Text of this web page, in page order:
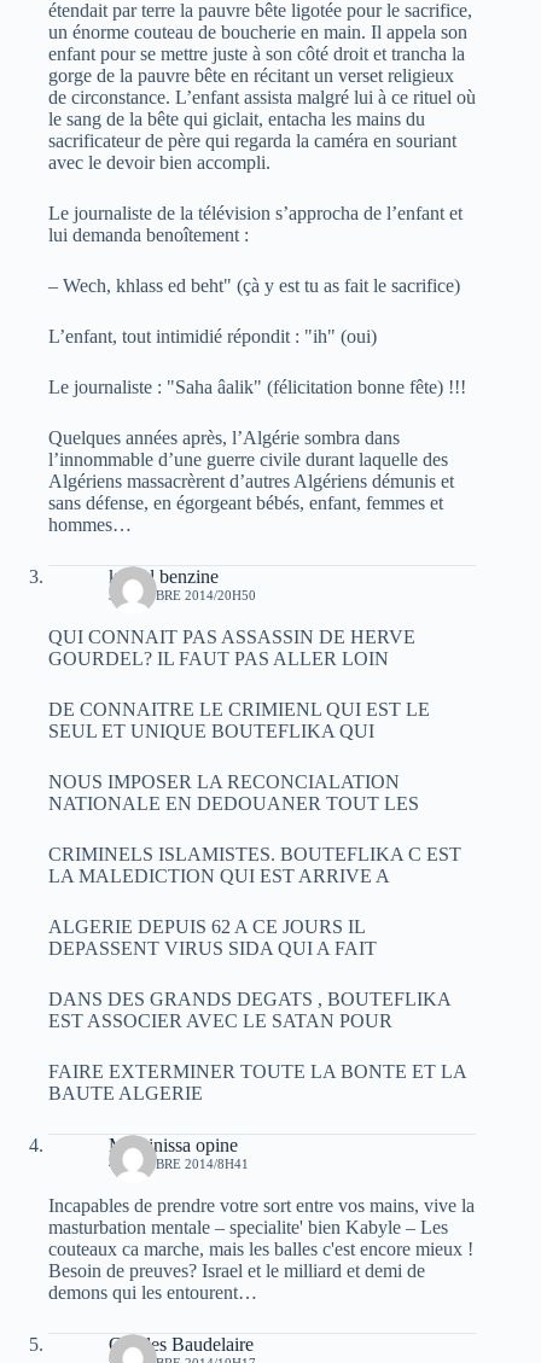
étendait par terre la pauvre bête ligotée pour le sacrifice,
un énorme couteau de boucherie en main. Il appela son
enfant pour se mettre juste à son côté droit et trancha la
gorge de la pauvre bête en récitant un verset religieux
de circonstance. L’enfant assista malgré lui à ce rituel où
le sang de la bête qui giclait, entacha les mains du
sacrificateur de père qui regarda la caméra en souriant
avec le devoir bien accompli.
Le journaliste de la télévision s’approcha de l’enfant et
lui demanda benoîtement :
– Wech, khlass ed beht" (çà y est tu as fait le sacrifice)
L’enfant, tout intimidié répondit : "ih" (oui)
Le journaliste : "Saha âalik" (félicitation bonne fête) !!!
Quelques années après, l’Algérie sombra dans
l’innommable d’une guerre civile durant laquelle des
Algériens massacrèrent d’autres Algériens démunis et
sans défense, en égorgeant bébés, enfant, femmes et
hommes…
kamel benzine
3 OCTOBRE 2014/20H50
QUI CONNAIT PAS ASSASSIN DE HERVE
GOURDEL? IL FAUT PAS ALLER LOIN
DE CONNAITRE LE CRIMIENL QUI EST LE
SEUL ET UNIQUE BOUTEFLIKA QUI
NOUS IMPOSER LA RECONCIALATION
NATIONALE EN DEDOUANER TOUT LES
CRIMINELS ISLAMISTES. BOUTEFLIKA C EST
LA MALEDICTION QUI EST ARRIVE A
ALGERIE DEPUIS 62 A CE JOURS IL
DEPASSENT VIRUS SIDA QUI A FAIT
DANS DES GRANDS DEGATS , BOUTEFLIKA
EST ASSOCIER AVEC LE SATAN POUR
FAIRE EXTERMINER TOUTE LA BONTE ET LA
BAUTE ALGERIE
Massinissa opine
4 OCTOBRE 2014/8H41
Incapables de prendre votre sort entre vos mains, vive la
masturbation mentale – specialite' bien Kabyle – Les
couteaux ca marche, mais les balles c'est encore mieux !
Besoin de preuves? Israel et le milliard et demi de
demons qui les entourent…
Charles Baudelaire